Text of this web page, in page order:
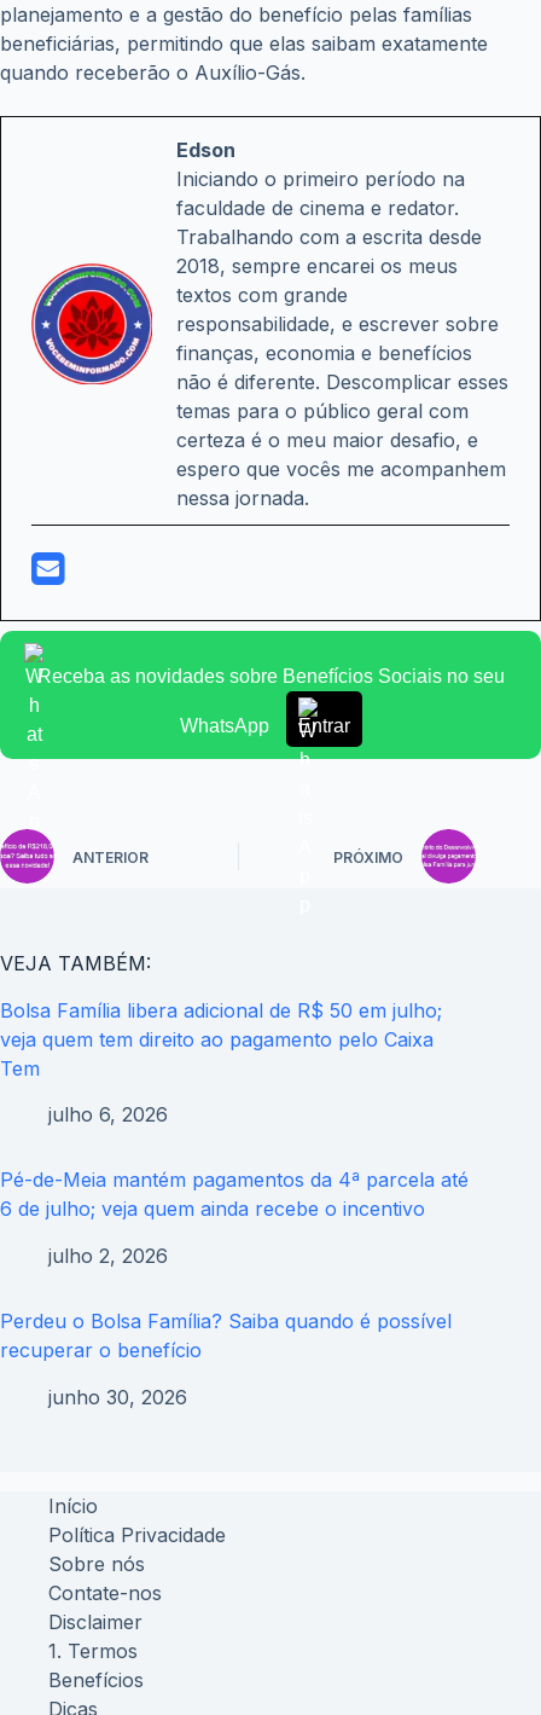
planejamento e a gestão do benefício pelas famílias
beneficiárias, permitindo que elas saibam exatamente
quando receberão o Auxílio-Gás.
Edson
Iniciando o primeiro período na
faculdade de cinema e redator.
Trabalhando com a escrita desde
2018, sempre encarei os meus
textos com grande
responsabilidade, e escrever sobre
finanças, economia e benefícios
não é diferente. Descomplicar esses
temas para o público geral com
certeza é o meu maior desafio, e
espero que vocês me acompanhem
nessa jornada.
Receba as novidades sobre Benefícios Sociais no seu
WhatsApp Entrar
ANTERIOR PRÓXIMO
VEJA TAMBÉM:
Bolsa Família libera adicional de R$ 50 em julho;
veja quem tem direito ao pagamento pelo Caixa
Tem
julho 6, 2026
Pé-de-Meia mantém pagamentos da 4ª parcela até
6 de julho; veja quem ainda recebe o incentivo
julho 2, 2026
Perdeu o Bolsa Família? Saiba quando é possível
recuperar o benefício
junho 30, 2026
Início
Política Privacidade
Sobre nós
Contate-nos
Disclaimer
1. Termos
Benefícios
Dicas